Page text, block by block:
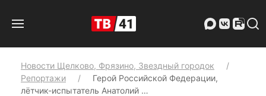
Новости Щелково, Фрязино, Звездный городок
Репортажи
Герой Российской Федерации,
лётчик-испытатель Анатолий …